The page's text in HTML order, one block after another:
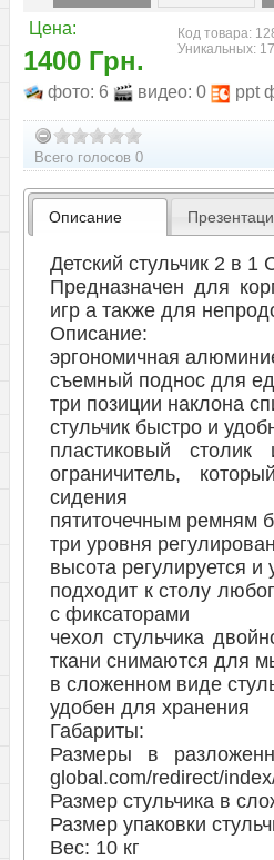
Цена:
1400 Грн.
Код товара:
Уникальных:
фото: 6 видео: 0 ppt
Всего голосов 0
Описание
Детский стульчик 2 в 1
Предназначен для
игр а также для
Описание:
эргономичная
съемный поднос для
три позиции наклона
стульчик быстро и
пластиковый
ограничитель,
сидения
пятиточечным ремням
три уровня
высота регулируется
подходит к столу
с фиксаторами
чехол стульчика
ткани снимаются для
в сложенном виде
удобен для хранения
Габариты:
Размеры в
global.com/redirect/
Размер стульчика в
Размер упаковки
Вес: 10 кг